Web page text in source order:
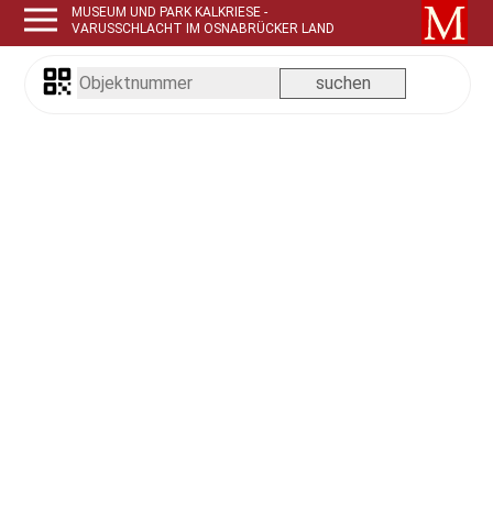
MUSEUM UND PARK KALKRIESE -
VARUSSCHLACHT IM OSNABRÜCKER LAND